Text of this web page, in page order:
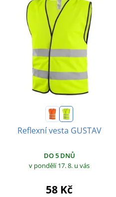
Reflexní vesta GUSTAV
DO 5 DNŮ
v pondělí 17. 8. u vás
58 Kč